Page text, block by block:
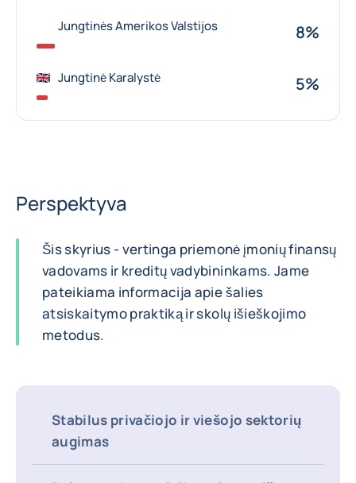
Jungtinės Amerikos Valstijos 8%
Jungtinė Karalystė 5%
Perspektyva
Šis skyrius - vertinga priemonė įmonių finansų
vadovams ir kreditų vadybininkams. Jame
pateikiama informacija apie šalies
atsiskaitymo praktiką ir skolų išieškojimo
metodus.
Stabilus privačiojo ir viešojo sektorių
augimas